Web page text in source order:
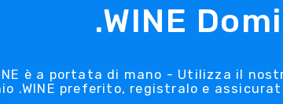
.WINE
è a portata di mano - Utilizza il
.WINE preferito, registralo e